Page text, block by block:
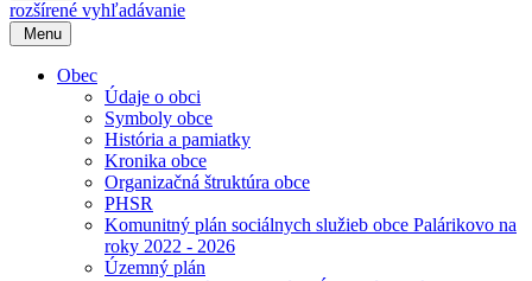
rozšírené vyhľadávanie
Menu
Obec
Údaje o obci
Symboly obce
História a pamiatky
Kronika obce
Organizačná štruktúra obce
PHSR
Komunitný plán sociálnych služieb obce Palárikovo na
roky 2022 - 2026
Územný plán